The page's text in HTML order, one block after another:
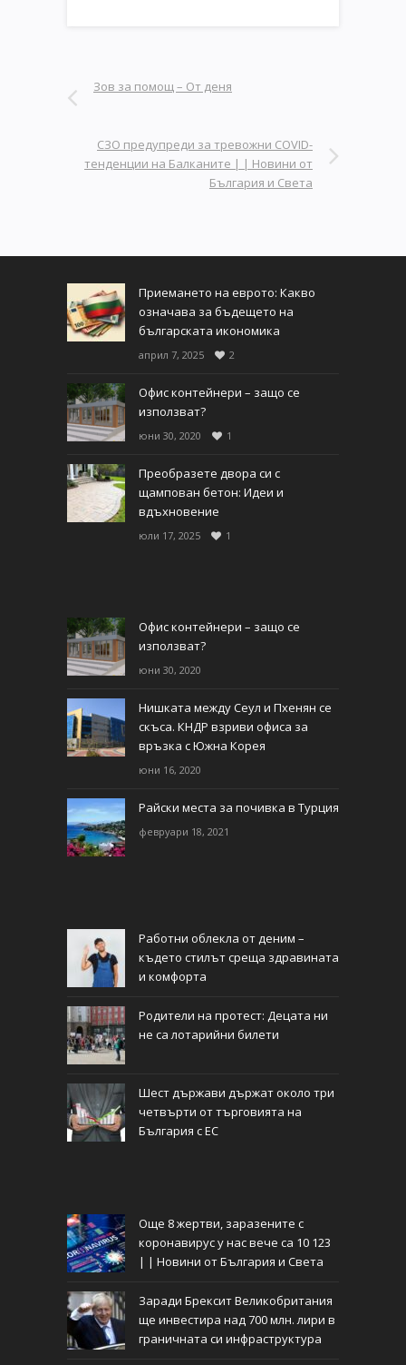
Зов за помощ – От деня
СЗО предупреди за тревожни COVID-
тенденции на Балканите | | Новини от
България и Света
Приемането на еврото: Какво
означава за бъдещето на
българската икономика
април 7, 2025 2
Офис контейнери – защо се
използват?
юни 30, 2020 1
Преобразете двора си с
щампован бетон: Идеи и
вдъхновение
юли 17, 2025 1
Офис контейнери – защо се
използват?
юни 30, 2020
Нишката между Сеул и Пхенян се
скъса. КНДР взриви офиса за
връзка с Южна Корея
юни 16, 2020
Райски места за почивка в Турция
февруари 18, 2021
Работни облекла от деним –
където стилът среща здравината
и комфорта
Родители на протест: Децата ни
не са лотарийни билети
Шест държави държат около три
четвърти от търговията на
България с ЕС
Още 8 жертви, заразените с
коронавирус у нас вече са 10 123
| | Новини от България и Света
Заради Брексит Великобритания
ще инвестира над 700 млн. лири в
граничната си инфраструктура